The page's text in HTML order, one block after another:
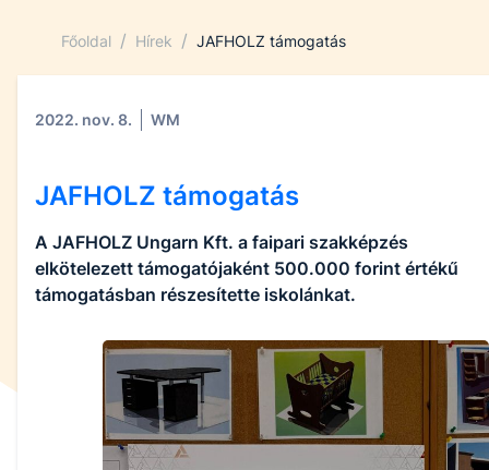
Főoldal / Hírek / JAFHOLZ támogatás
2022. nov. 8. WM
JAFHOLZ támogatás
A JAFHOLZ Ungarn Kft. a faipari szakképzés
elkötelezett támogatójaként 500.000 forint értékű
támogatásban részesítette iskolánkat.